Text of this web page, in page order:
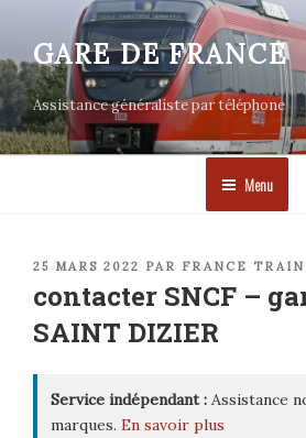
contenu
principal
GARE DE FRANCE
Assistance généraliste par téléphone
Menu
PUBLIÉ
25 MARS 2022 PAR FRANCE TRAIN
contacter SNCF –
SAINT DIZIER
Service indépendant : Assistance
marques. En savoir plus